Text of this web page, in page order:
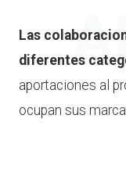
Las
diferentes
aportaciones al
ocupan sus